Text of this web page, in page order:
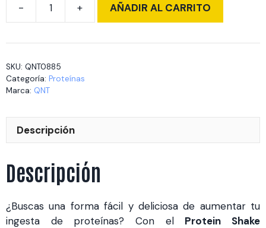
Protein
Chocolate
unidades
AÑADIR AL CARRITO
SKU: QNT0885
Categoría: Proteínas
Marca: QNT
Descripción
Descripción
¿Buscas una forma fácil y deliciosa de aumentar tu
ingesta de proteínas? Con el Protein Shake